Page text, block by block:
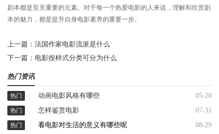
剧本都是至关重要的元素。对于每一个热爱电影的人来说，理解和欣赏剧
本的魅力，都是提升自身电影素养的重要一步。
上一篇： 法国作家电影流派是什么
下一篇： 电影按样式分类可分为什么
热门资讯
热门 动画电影风格有哪些 05-20
热门 怎样鉴赏电影 07-31
热门 看电影对生活的意义有哪些呢 08-29